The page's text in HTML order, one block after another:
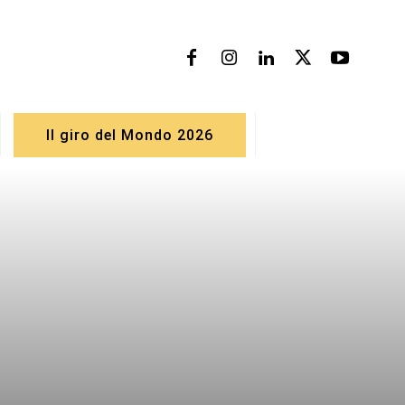
Il giro del Mondo 2026